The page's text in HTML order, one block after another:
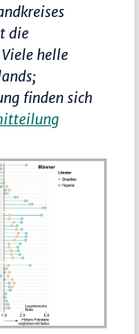
die
helle
finden sich